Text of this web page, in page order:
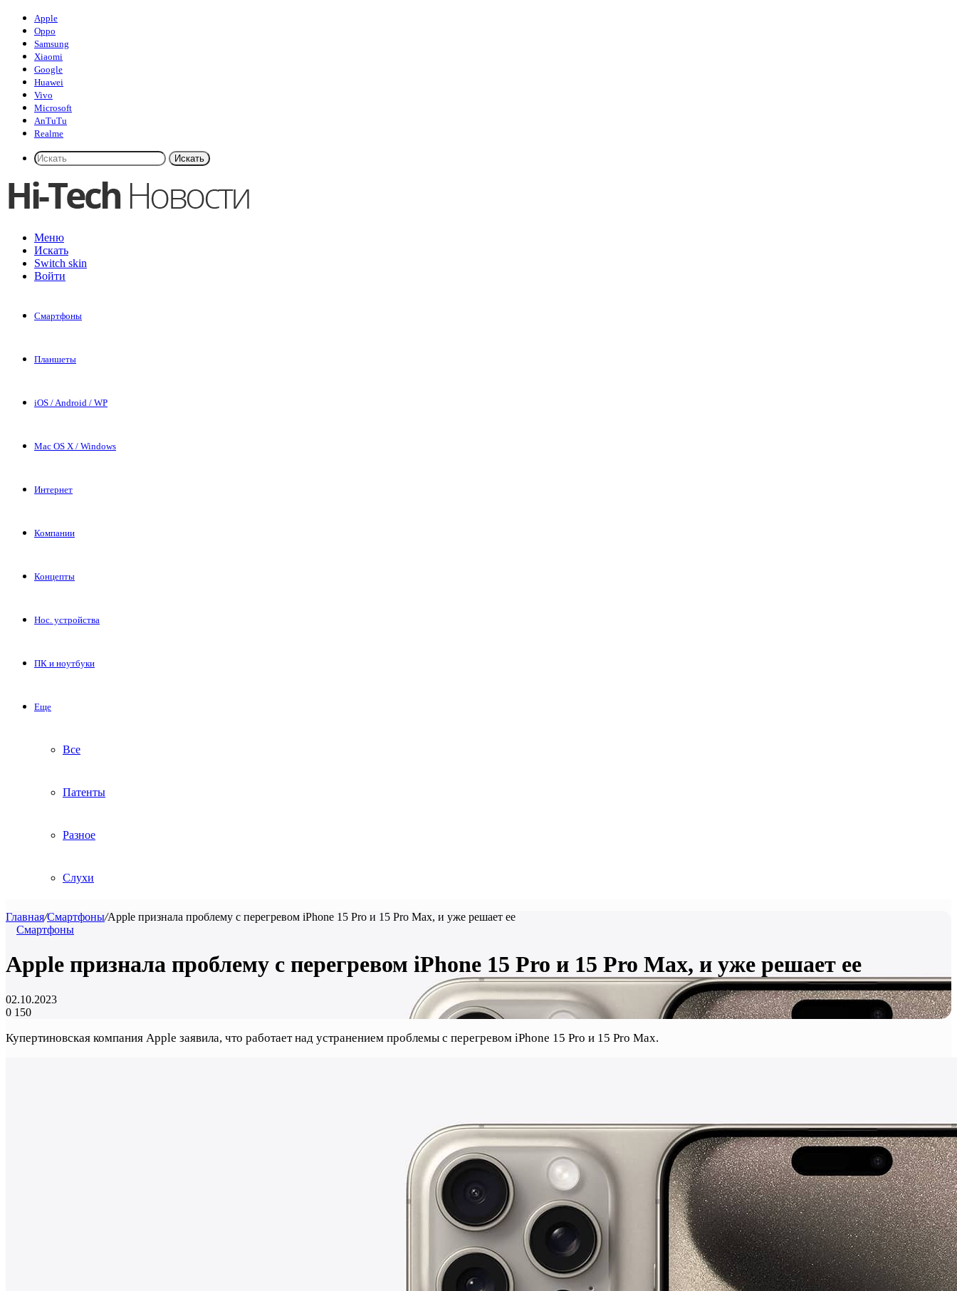
Apple
Oppo
Samsung
Xiaomi
Google
Huawei
Vivo
Microsoft
AnTuTu
Realme
Искать
Меню
Искать
Switch skin
Войти
Смартфоны
Планшеты
iOS / Android / WP
Mac OS X / Windows
Интернет
Компании
Концепты
Нос. устройства
ПК и ноутбуки
Еще
Все
Патенты
Разное
Слухи
Главная/Смартфоны/Apple признала проблему с перегревом iPhone 15 Pro и 15 Pro Max, и уже решает ее
Смартфоны
Apple признала проблему с перегревом iPhone 15 Pro и 15 Pro Max, и уже решает ее
02.10.2023
0 150
Купертиновская компания Apple заявила, что работает над устранением проблемы с перегревом iPhone 15 Pro и 15 Pro Max.